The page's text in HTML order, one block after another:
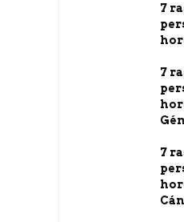
7
7
7